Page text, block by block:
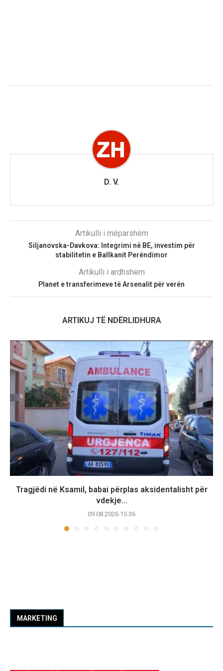
D. V.
Artikulli i mëparshëm
Siljanovska-Davkova: Integrimi në BE, investim për
stabilitetin e Ballkanit Perëndimor
Artikulli i ardhshëm
Planet e transferimeve të Arsenalit për verën
ARTIKUJ TË NDËRLIDHURA
Tragjëdi në Ksamil, babai përplas aksidentalisht për
vdekje...
09.08.2026 15:36
MARKETING